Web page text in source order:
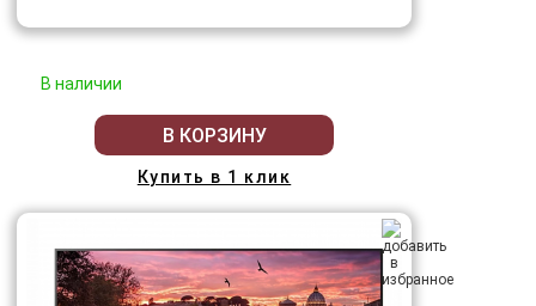
В наличии
В КОРЗИНУ
Купить в 1 клик